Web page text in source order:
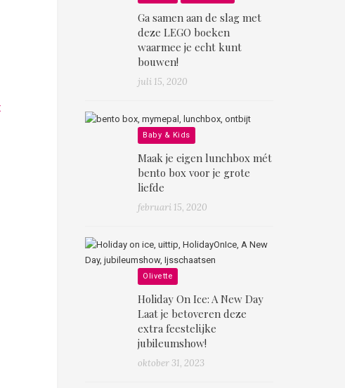
Ga samen aan de slag met
deze LEGO boeken
waarmee je echt kunt
bouwen!
juli 15, 2020
Baby & Kids
Maak je eigen lunchbox mét
bento box voor je grote
liefde
februari 15, 2020
Olivette
Holiday On Ice: A New Day
Laat je betoveren deze
extra feestelijke
jubileumshow!
oktober 31, 2023